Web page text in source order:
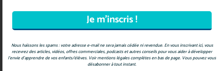
Nous haïssons les spams : votre adresse e-mail ne sera jamais cédée ni revendue. En vous inscrivant ici, vous
recevrez des articles, vidéos, offres commerciales, podcasts et autres conseils pour vous aider à développer
l’envie d’apprendre de vos enfants/élèves. Voir mentions légales complètes en bas de page. Vous pouvez vous
désabonner à tout instant.